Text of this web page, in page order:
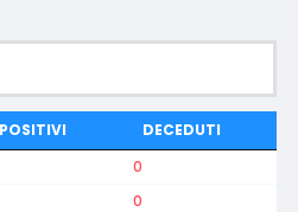
DECEDUTI
0
0